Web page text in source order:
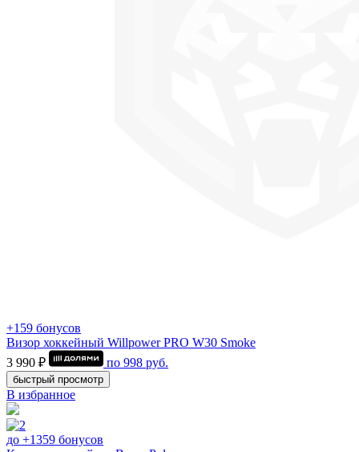
+159 бонусов
Визор хоккейный Willpower PRO W30 Smoke
3 990 ₽
по 998 руб.
быстрый просмотр
В избранное
до +1359 бонусов